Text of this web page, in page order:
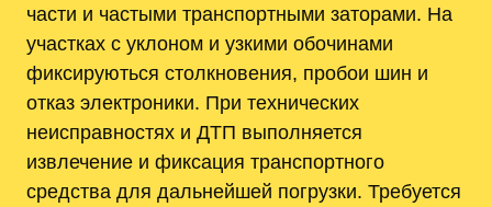
части и частыми транспортными заторами. На
участках с уклоном и узкими обочинами
фиксируються столкновения, пробои шин и
отказ электроники. При технических
неисправностях и ДТП выполняется
извлечение и фиксация транспортного
средства для дальнейшей погрузки. Требуется